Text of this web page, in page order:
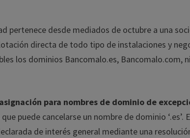
pertenece desde mediados de octubre a una
directa de todo tipo de instalaciones y
los dominios Bancomalo.es, Bancomalo.com, ni
para nombres de dominio de
puede cancelarse un nombre de dominio ‘.es’.
de interés general mediante una